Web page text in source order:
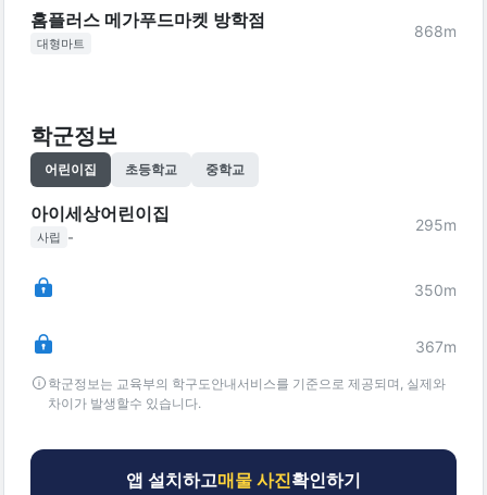
홈플러스 메가푸드마켓 방학점
대형마트
868m
학군정보
어린이집 초등학교 중학교
아이세상어린이집
사립 -
295m
350m
367m
학군정보는 교육부의 학구도안내서비스를 기준으로 제공되며, 실제와
차이가 발생할수 있습니다.
앱 설치하고매물 사진확인하기